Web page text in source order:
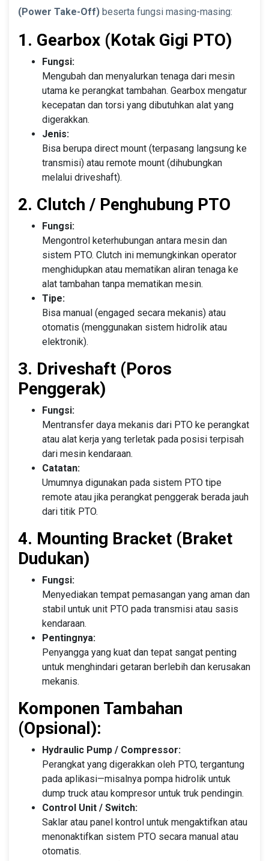
(Power Take-Off) beserta fungsi masing-masing:
1. Gearbox (Kotak Gigi PTO)
Fungsi:
Mengubah dan menyalurkan tenaga dari mesin
utama ke perangkat tambahan. Gearbox mengatur
kecepatan dan torsi yang dibutuhkan alat yang
digerakkan.
Jenis:
Bisa berupa direct mount (terpasang langsung ke
transmisi) atau remote mount (dihubungkan
melalui driveshaft).
2. Clutch / Penghubung PTO
Fungsi:
Mengontrol keterhubungan antara mesin dan
sistem PTO. Clutch ini memungkinkan operator
menghidupkan atau mematikan aliran tenaga ke
alat tambahan tanpa mematikan mesin.
Tipe:
Bisa manual (engaged secara mekanis) atau
otomatis (menggunakan sistem hidrolik atau
elektronik).
3. Driveshaft (Poros
Penggerak)
Fungsi:
Mentransfer daya mekanis dari PTO ke perangkat
atau alat kerja yang terletak pada posisi terpisah
dari mesin kendaraan.
Catatan:
Umumnya digunakan pada sistem PTO tipe
remote atau jika perangkat penggerak berada jauh
dari titik PTO.
4. Mounting Bracket (Braket
Dudukan)
Fungsi:
Menyediakan tempat pemasangan yang aman dan
stabil untuk unit PTO pada transmisi atau sasis
kendaraan.
Pentingnya:
Penyangga yang kuat dan tepat sangat penting
untuk menghindari getaran berlebih dan kerusakan
mekanis.
Komponen Tambahan
(Opsional):
Hydraulic Pump / Compressor:
Perangkat yang digerakkan oleh PTO, tergantung
pada aplikasi—misalnya pompa hidrolik untuk
dump truck atau kompresor untuk truk pendingin.
Control Unit / Switch:
Saklar atau panel kontrol untuk mengaktifkan atau
menonaktifkan sistem PTO secara manual atau
otomatis.